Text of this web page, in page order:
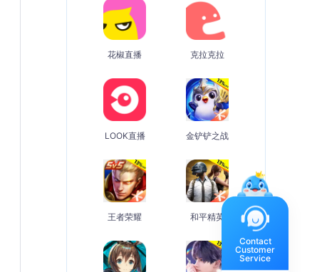
花椒直播 克拉克拉
LOOK直播 金铲铲之战
王者荣耀 和平精英
Contact
Customer
Service